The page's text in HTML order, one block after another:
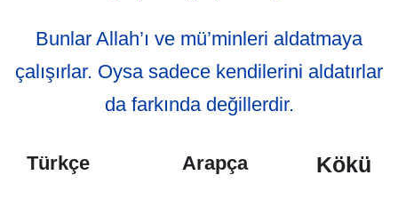
Bunlar Allah’ı ve mü’minleri aldatmaya
çalışırlar. Oysa sadece kendilerini aldatırlar
da farkında değillerdir.
Türkçe Arapça Kökü